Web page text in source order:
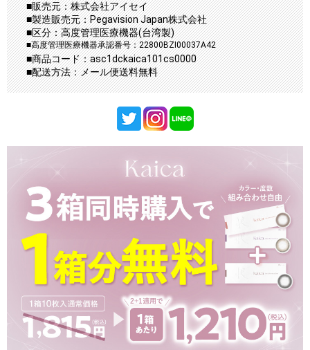
■販売元：株式会社アイセイ
■製造販売元：Pegavision Japan株式会社
■区分：高度管理医療機器(台湾製)
■高度管理医療機器承認番号：22800BZI00037A42
■商品コード：asc1dckaica101cs0000
■配送方法：メール便送料無料